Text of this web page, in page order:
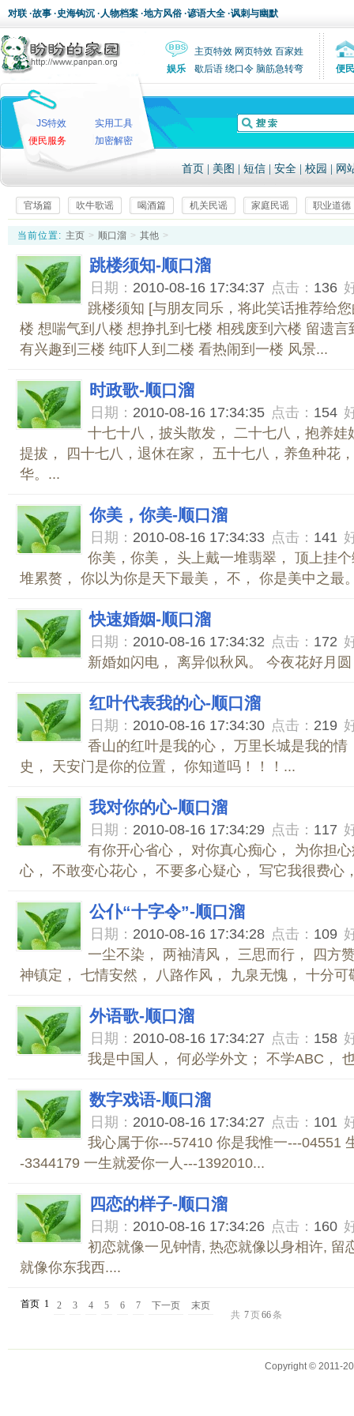
对联 ·故事 ·史海钩沉 ·人物档案 ·地方风俗 ·谚语大全 ·讽刺与幽默
主页特效 网页特效 百家姓
娱乐
歇后语 绕口令 脑筋急转弯 便民
JS特效
实用工具
便民服务
加密解密
首页 美图 短信 安全 校园 网
官场篇 吹牛歌谣 喝酒篇 机关民谣 家庭民谣 职业道德
当前位置: 主页 > 顺口溜 > 其他 >
跳楼须知-顺口溜
日期： 2010-08-16 17:34:37 点击： 136
跳楼须知 [与朋友同乐，将此笑话推荐给
楼 想喘气到八楼 想挣扎到七楼 相残废到六楼 留遗
有兴趣到三楼 纯吓人到二楼 看热闹到一楼 风景...
时政歌-顺口溜
日期： 2010-08-16 17:34:35 点击： 154
十七十八，披头散发， 二十七八，抱养娃
提拔， 四十七八，退休在家， 五十七八，养鱼种花
华。...
你美，你美-顺口溜
日期： 2010-08-16 17:34:33 点击： 141
你美，你美， 头上戴一堆翡翠， 顶上挂
堆累赘， 你以为你是天下最美， 不， 你是美中之最
快速婚姻-顺口溜
日期： 2010-08-16 17:34:32 点击： 172
新婚如闪电， 离异似秋风。 今夜花好月
红叶代表我的心-顺口溜
日期： 2010-08-16 17:34:30 点击： 219
香山的红叶是我的心， 万里长城是我的情
史， 天安门是你的位置， 你知道吗！！！...
我对你的心-顺口溜
日期： 2010-08-16 17:34:29 点击： 117
有你开心省心， 对你真心痴心， 为你担
心， 不敢变心花心， 不要多心疑心， 写它我很费心
公仆“十字令”-顺口溜
日期： 2010-08-16 17:34:28 点击： 109
一尘不染， 两袖清风， 三思而行， 四方
神镇定， 七情安然， 八路作风， 九泉无愧， 十分可
外语歌-顺口溜
日期： 2010-08-16 17:34:27 点击： 158
我是中国人， 何必学外文； 不学ABC，
数字戏语-顺口溜
日期： 2010-08-16 17:34:27 点击： 101
我心属于你---57410 你是我惟一---04551
-3344179 一生就爱你一人---1392010...
四恋的样子-顺口溜
日期： 2010-08-16 17:34:26 点击： 160
初恋就像一见钟情, 热恋就像以身相许, 留
就像你东我西....
首页 1 2 3 4 5 6 7 下一页
末页
共 7页66条
Copyright © 2011-